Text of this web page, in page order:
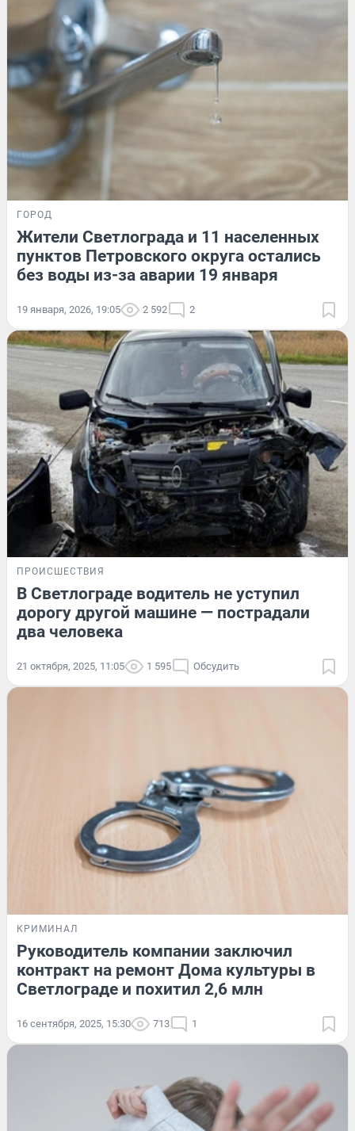
ГОРОД
Жители Светлограда и 11 населенных
пунктов Петровского округа остались
без воды из-за аварии 19 января
19 января, 2026, 19:05 2 592 2
ПРОИСШЕСТВИЯ
В Светлограде водитель не уступил
дорогу другой машине — пострадали
два человека
21 октября, 2025, 11:05 1 595 Обсудить
КРИМИНАЛ
Руководитель компании заключил
контракт на ремонт Дома культуры в
Светлограде и похитил 2,6 млн
16 сентября, 2025, 15:30 713 1